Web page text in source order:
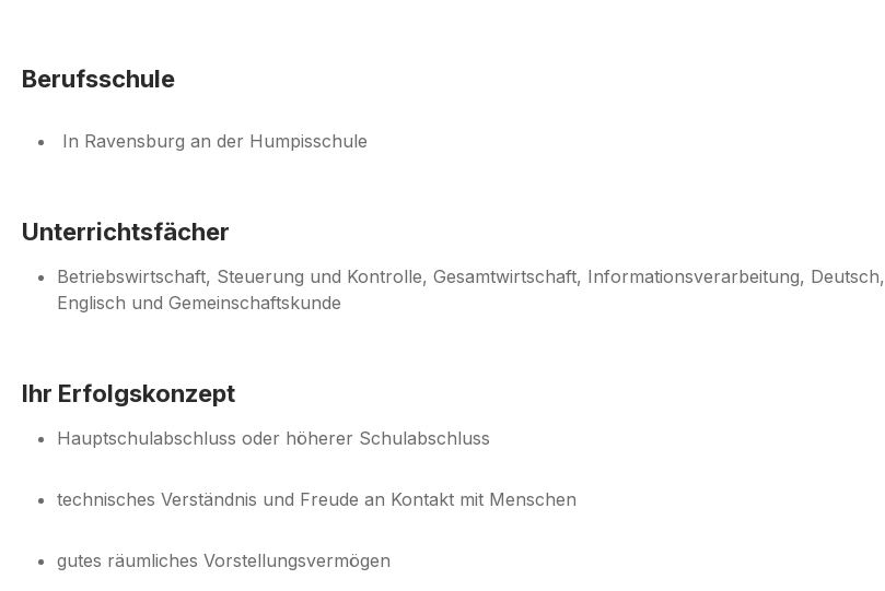
Berufsschule
In Ravensburg an der Humpisschule
Unterrichtsfächer
Betriebswirtschaft, Steuerung und Kontrolle, Gesamtwirtschaft, Informationsverarbeitung, Deutsch,
Englisch und Gemeinschaftskunde
Ihr Erfolgskonzept
Hauptschulabschluss oder höherer Schulabschluss
technisches Verständnis und Freude an Kontakt mit Menschen
gutes räumliches Vorstellungsvermögen